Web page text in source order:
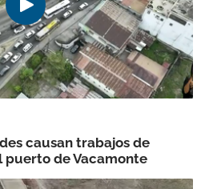
causan trabajos de
puerto de Vacamonte